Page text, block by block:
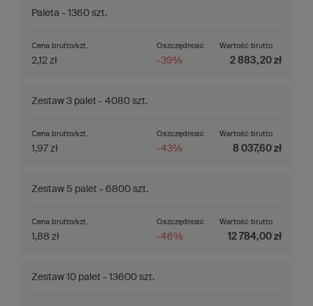
Paleta - 1360 szt.
Oszczędność
-39%
Cena brutto/szt.
2,12 zł
Wartość brutto
2 883,20 zł
Zestaw 3 palet - 4080 szt.
Oszczędność
-43%
Cena brutto/szt.
1,97 zł
Wartość brutto
8 037,60 zł
Zestaw 5 palet - 6800 szt.
Oszczędność
-46%
Cena brutto/szt.
1,88 zł
Wartość brutto
12 784,00 zł
Zestaw 10 palet - 13600 szt.